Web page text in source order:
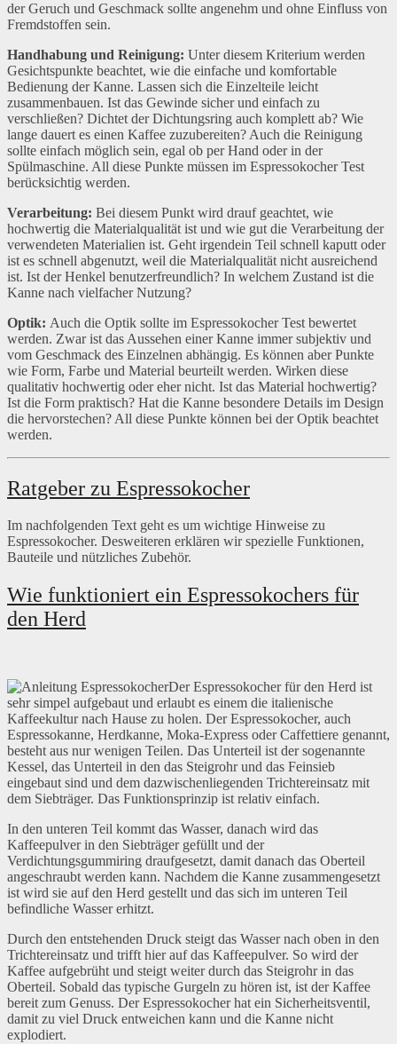
der Geruch und Geschmack sollte angenehm und ohne Einfluss von
Fremdstoffen sein.
Handhabung und Reinigung: Unter diesem Kriterium werden
Gesichtspunkte beachtet, wie die einfache und komfortable
Bedienung der Kanne. Lassen sich die Einzelteile leicht
zusammenbauen. Ist das Gewinde sicher und einfach zu
verschließen? Dichtet der Dichtungsring auch komplett ab? Wie
lange dauert es einen Kaffee zuzubereiten? Auch die Reinigung
sollte einfach möglich sein, egal ob per Hand oder in der
Spülmaschine. All diese Punkte müssen im Espressokocher Test
berücksichtig werden.
Verarbeitung: Bei diesem Punkt wird drauf geachtet, wie
hochwertig die Materialqualität ist und wie gut die Verarbeitung der
verwendeten Materialien ist. Geht irgendein Teil schnell kaputt oder
ist es schnell abgenutzt, weil die Materialqualität nicht ausreichend
ist. Ist der Henkel benutzerfreundlich? In welchem Zustand ist die
Kanne nach vielfacher Nutzung?
Optik: Auch die Optik sollte im Espressokocher Test bewertet
werden. Zwar ist das Aussehen einer Kanne immer subjektiv und
vom Geschmack des Einzelnen abhängig. Es können aber Punkte
wie Form, Farbe und Material beurteilt werden. Wirken diese
qualitativ hochwertig oder eher nicht. Ist das Material hochwertig?
Ist die Form praktisch? Hat die Kanne besondere Details im Design
die hervorstechen? All diese Punkte können bei der Optik beachtet
werden.
Ratgeber zu Espressokocher
Im nachfolgenden Text geht es um wichtige Hinweise zu
Espressokocher. Desweiteren erklären wir spezielle Funktionen,
Bauteile und nützliches Zubehör.
Wie funktioniert ein Espressokochers für
den Herd
Der Espressokocher für den Herd ist
sehr simpel aufgebaut und erlaubt es einem die italienische
Kaffeekultur nach Hause zu holen. Der Espressokocher, auch
Espressokanne, Herdkanne, Moka-Express oder Caffettiere genannt,
besteht aus nur wenigen Teilen. Das Unterteil ist der sogenannte
Kessel, das Unterteil in den das Steigrohr und das Feinsieb
eingebaut sind und dem dazwischenliegenden Trichtereinsatz mit
dem Siebträger. Das Funktionsprinzip ist relativ einfach.
In den unteren Teil kommt das Wasser, danach wird das
Kaffeepulver in den Siebträger gefüllt und der
Verdichtungsgummiring draufgesetzt, damit danach das Oberteil
angeschraubt werden kann. Nachdem die Kanne zusammengesetzt
ist wird sie auf den Herd gestellt und das sich im unteren Teil
befindliche Wasser erhitzt.
Durch den entstehenden Druck steigt das Wasser nach oben in den
Trichtereinsatz und trifft hier auf das Kaffeepulver. So wird der
Kaffee aufgebrüht und steigt weiter durch das Steigrohr in das
Oberteil. Sobald das typische Gurgeln zu hören ist, ist der Kaffee
bereit zum Genuss. Der Espressokocher hat ein Sicherheitsventil,
damit zu viel Druck entweichen kann und die Kanne nicht
explodiert.